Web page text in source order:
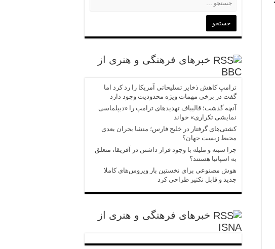
خبرهای فرهنگی و هنری از
BBC
ترامپ کاهش ذخایر تسلیحاتی آمریکا را رد کرد اما
گفت در برخی مهمات ویژه محدودیت وجود دارد
آنچه گذشت؛ قالیباف تهدیدهای ترامپ را «دیپلماسی
نمایشی تکراری» خواند
کشتی‌های گرفتار در خلیج فارس؛ منشا بحران بعدی
محیط زیست جهان؟
چرا سبته و ملیله با وجود قرار داشتن در آفریقا، متعلق
به اسپانیا هستند؟
هوش مصنوعی برای نخستین بار ویروس‌های کاملا
جدید و قابل تکثیر طراحی کرد
خبرهای فرهنگی و هنری از
ISNA